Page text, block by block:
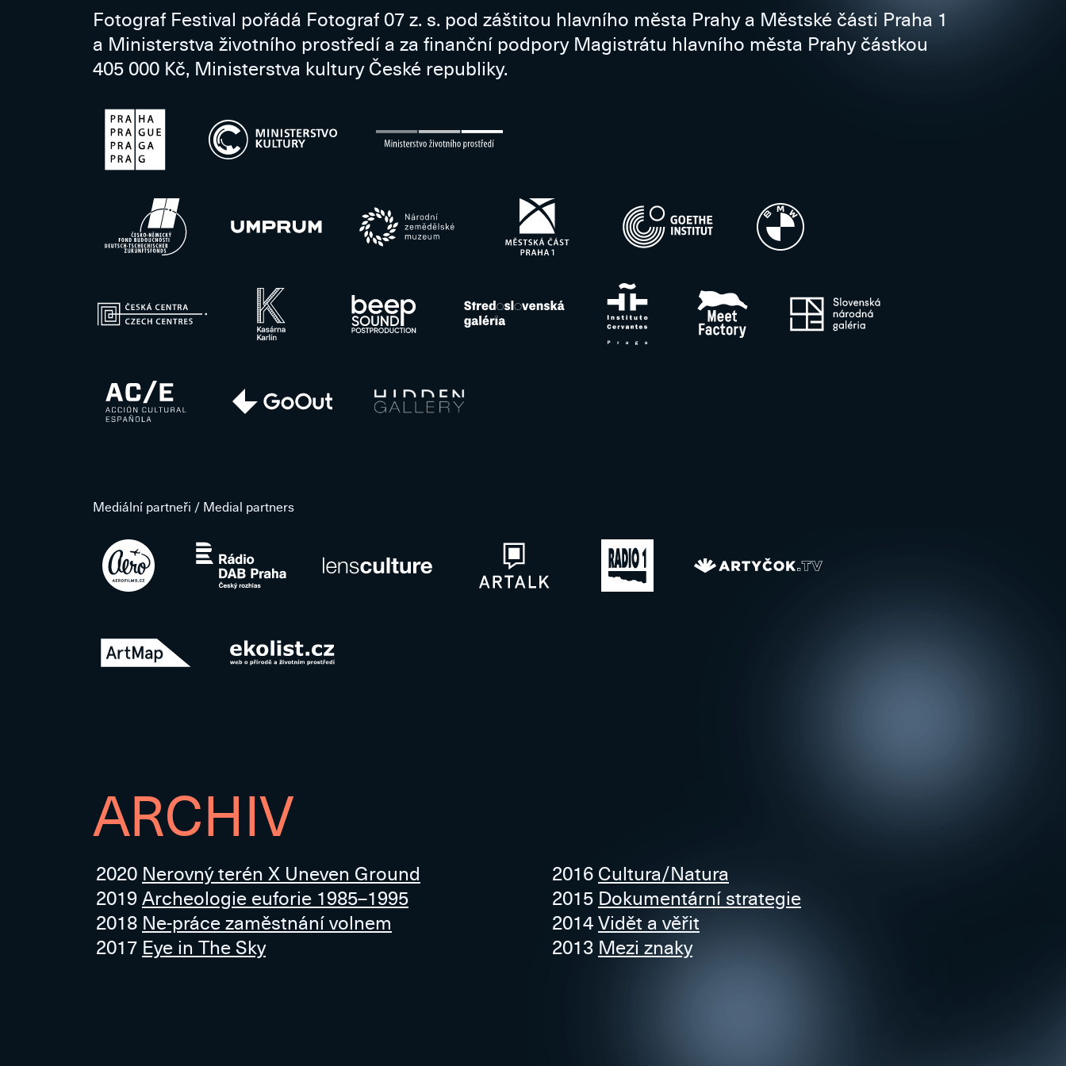
Fotograf Festival pořádá Fotograf 07 z. s. pod záštitou hlavního města Prahy a Městské části Praha 1
a Ministerstva životního prostředí a za finanční podpory Magistrátu hlavního města Prahy částkou
405 000 Kč, Ministerstva kultury České republiky.
Mediální partneři / Medial partners
ARCHIV
2020 Nerovný terén X Uneven Ground
2019Archeologie euforie 1985–1995
2018 Ne-práce zaměstnání volnem
2017 Eye in The Sky
2016 Cultura/Natura
2015 Dokumentární strategie
2014Vidět a věřit
2013 Mezi znaky